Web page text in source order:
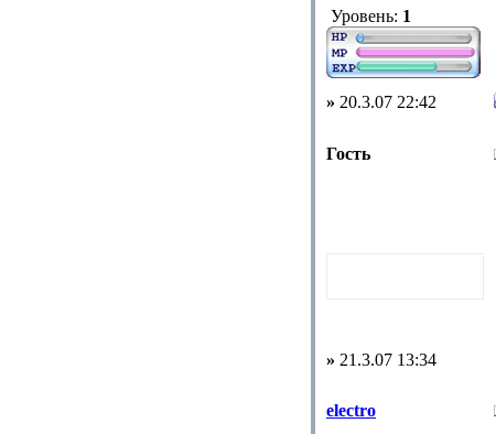
Уровень: 1
» 20.3.07 22:42
Гость
» 21.3.07 13:34
electro